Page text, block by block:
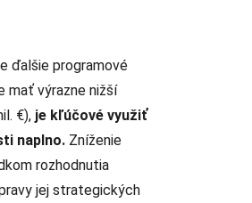
ďalšie programové
mať výrazne nižší
€), je kľúčové využiť
naplno. Zníženie
rozhodnutia
jej strategických